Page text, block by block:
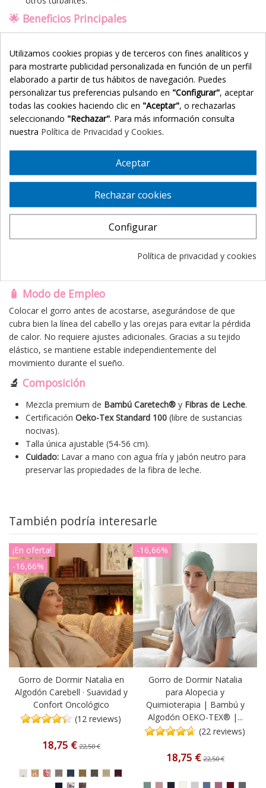
🌟 Beneficios Principales
gradualmente para suavizar la piel.
Termorregulación Inteligente:Mantiene el calor corporal
en invierno y es altamente transpirable en verano.
Diseño Sin Costuras:El interior es totalmente liso para
evitar puntos de presión o irritaciones.
Higiene Antibacteriana: Las propiedades naturales del
bambú evitan la proliferación de bacterias y olores.
🧬 Principios Activos y Acción
Fibras de Leche (Caretech® Milk):
que ayudan a regenerar e hidratar la barrera cutánea
durante las horas de sueño.
Viscosa de Bambú:Una fibra ecológica de tacto extra-
sedoso que absorbe la humedad y mantiene la piel seca y
confortable.
Se adapta suavemente al contorno sin
apretar, garantizando que el gorro permanezca en su sitio
🧴 Modo de Empleo
Colocar el gorro antes de acostarse, asegurándose de que
cubra bien la línea del cabello y las orejas para evitar la pérdida
de calor. No requiere ajustes adicionales. Gracias a su tejido
elástico, se mantiene estable independientemente del
movimiento durante el sueño.
🔬 Composición
Mezcla premium de Bambú Caretech® y Fibras de Leche.
Certificación Oeko-Tex Standard 100 (libre de sustancias
nocivas).
Talla única ajustable (54-56 cm).
Cuidado: Lavar a mano con agua fría y jabón neutro para
preservar las propiedades de la fibra de leche.
También podría interesarle
¡En oferta!
-16,66%
Gorro de Dormir Natalia en
Algodón Carebell · Suavidad y
Confort Oncológico
(12 reviews)
18,75 €22,50 €
-16,66%
Gorro de Dormir Natalia
para Alopecia y
Quimioterapia | Bambú y
Algodón OEKO-TEX® |...
(22 reviews)
18,75 €22,50 €
Utilizamos cookies propias y de terceros con fines analíticos y
para mostrarte publicidad personalizada en función de un perfil
elaborado a partir de tus hábitos de navegación. Puedes
personalizar tus preferencias pulsando en "Configurar", aceptar
todas las cookies haciendo clic en "Aceptar", o rechazarlas
seleccionando "Rechazar". Para más información consulta
nuestra Política de Privacidad y Cookies.
Aceptar
Rechazar cookies
Configurar
Política de privacidad y cookies